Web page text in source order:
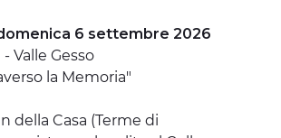
6 settembre 2026
- Valle Gesso
la Memoria"
della Casa (Terme di